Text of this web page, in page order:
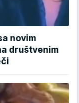
novim
društvenim